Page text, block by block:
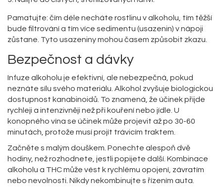
Pamatujte: čím déle necháte rostlinu v alkoholu, tím těžší
bude filtrování a tím více sedimentu (usazenin) v nápoji
zůstane. Tyto usazeniny mohou časem způsobit zkazu.
Bezpečnost a dávky
Infuze alkoholu je efektivní, ale nebezpečná, pokud
neznáte sílu svého materiálu. Alkohol zvyšuje biologickou
dostupnost kanabinoidů. To znamená, že účinek přijde
rychleji a intenzivněji než při kouření nebo jídle. U
konopného vína se účinek může projevit až po 30-60
minutách, protože musí projít trávicím traktem.
Začněte s malým douškem. Ponechte alespoň dvě
hodiny, než rozhodnete, jestli popijete další. Kombinace
alkoholu a THC může vést k rychlému opojení, závratím
nebo nevolnosti. Nikdy nekombinujte s řízením auta.